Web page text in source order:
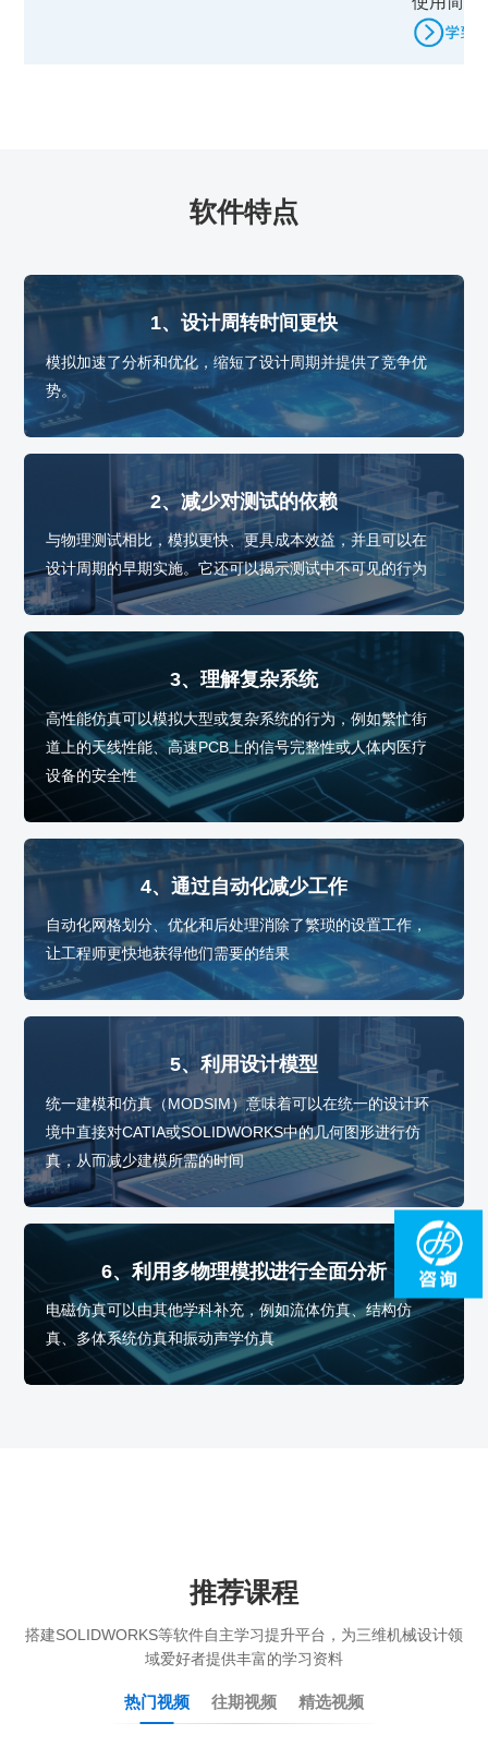
软件特点
1、设计周转时间更快
模拟加速了分析和优化，缩短了设计周期并提供了竞争优
势。
2、减少对测试的依赖
与物理测试相比，模拟更快、更具成本效益，并且可以在
设计周期的早期实施。它还可以揭示测试中不可见的行为
3、理解复杂系统
高性能仿真可以模拟大型或复杂系统的行为，例如繁忙街
道上的天线性能、高速PCB上的信号完整性或人体内医疗
设备的安全性
4、通过自动化减少工作
自动化网格划分、优化和后处理消除了繁琐的设置工作，
让工程师更快地获得他们需要的结果
5、利用设计模型
统一建模和仿真（MODSIM）意味着可以在统一的设计环
境中直接对CATIA或SOLIDWORKS中的几何图形进行仿
真，从而减少建模所需的时间
6、利用多物理模拟进行全面分析
电磁仿真可以由其他学科补充，例如流体仿真、结构仿
真、多体系统仿真和振动声学仿真
推荐课程
搭建SOLIDWORKS等软件自主学习提升平台，为三维机械设计领
域爱好者提供丰富的学习资料
热门视频 往期视频 精选视频